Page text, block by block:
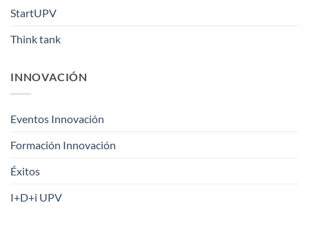
StartUPV
Think tank
INNOVACIÓN
Eventos Innovación
Formación Innovación
Éxitos
I+D+i UPV